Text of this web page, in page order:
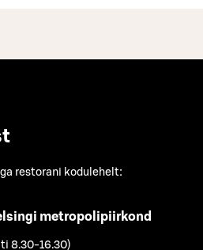
restorani kodulehelt:
metropolipiirkond
8.30-16.30)